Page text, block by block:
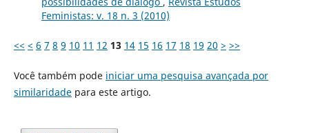
Feministas: v. 18 n. 3 (2010)
<< < 6 7 8 9 10 11 12 13 14 15 16 17 18 19 20 > >>
Você também pode iniciar uma pesquisa avançada por
similaridadepara este artigo.